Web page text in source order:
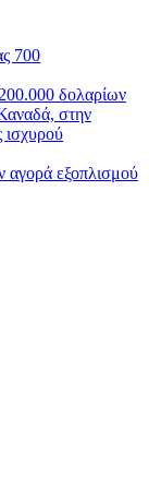
700
δολαρίων
στην
ισχυρού
αγορά εξοπλισμού